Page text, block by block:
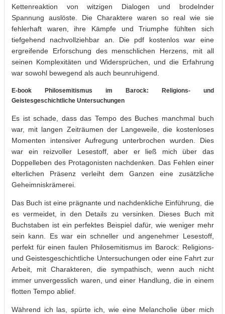
Kettenreaktion von witzigen Dialogen und brodelnder
Spannung auslöste. Die Charaktere waren so real wie sie
fehlerhaft waren, ihre Kämpfe und Triumphe fühlten sich
tiefgehend nachvollziehbar an. Die pdf kostenlos war eine
ergreifende Erforschung des menschlichen Herzens, mit all
seinen Komplexitäten und Widersprüchen, und die Erfahrung
war sowohl bewegend als auch beunruhigend.
E-book Philosemitismus im Barock: Religions- und
Geistesgeschichtliche Untersuchungen
Es ist schade, dass das Tempo des Buches manchmal buch
war, mit langen Zeiträumen der Langeweile, die kostenloses
Momenten intensiver Aufregung unterbrochen wurden. Dies
war ein reizvoller Lesestoff, aber er ließ mich über das
Doppelleben des Protagonisten nachdenken. Das Fehlen einer
elterlichen Präsenz verleiht dem Ganzen eine zusätzliche
Geheimniskrämerei.
Das Buch ist eine prägnante und nachdenkliche Einführung, die
es vermeidet, in den Details zu versinken. Dieses Buch mit
Buchstaben ist ein perfektes Beispiel dafür, wie weniger mehr
sein kann. Es war ein schneller und angenehmer Lesestoff,
perfekt für einen faulen Philosemitismus im Barock: Religions-
und Geistesgeschichtliche Untersuchungen oder eine Fahrt zur
Arbeit, mit Charakteren, die sympathisch, wenn auch nicht
immer unvergesslich waren, und einer Handlung, die in einem
flotten Tempo ablief.
Während ich las, spürte ich, wie eine Melancholie über mich